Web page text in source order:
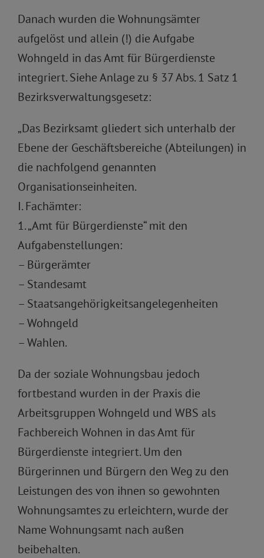
Danach wurden die Wohnungsämter
aufgelöst und allein (!) die Aufgabe
Wohngeld in das Amt für Bürgerdienste
integriert. Siehe Anlage zu § 37 Abs. 1 Satz 1
Bezirksverwaltungsgesetz:
„Das Bezirksamt gliedert sich unterhalb der
Ebene der Geschäftsbereiche (Abteilungen) in
die nachfolgend genannten
Organisationseinheiten.
I. Fachämter:
1. „Amt für Bürgerdienste“ mit den
Aufgabenstellungen:
– Bürgerämter
– Standesamt
– Staatsangehörigkeitsangelegenheiten
– Wohngeld
– Wahlen.
Da der soziale Wohnungsbau jedoch
fortbestand wurden in der Praxis die
Arbeitsgruppen Wohngeld und WBS als
Fachbereich Wohnen in das Amt für
Bürgerdienste integriert. Um den
Bürgerinnen und Bürgern den Weg zu den
Leistungen des von ihnen so gewohnten
Wohnungsamtes zu erleichtern, wurde der
Name Wohnungsamt nach außen
beibehalten.